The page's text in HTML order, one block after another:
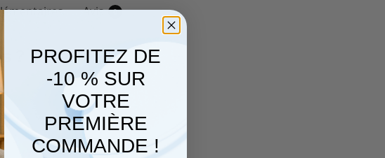
Avis 0
?
PROFITEZ DE
-10 % SUR
VOTRE
PREMIÈRE
COMMANDE !